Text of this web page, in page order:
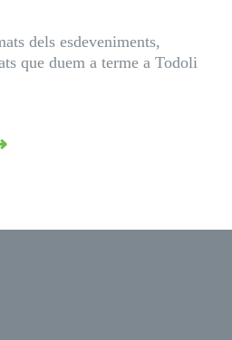
dels esdeveniments,
que duem a terme a Todoli